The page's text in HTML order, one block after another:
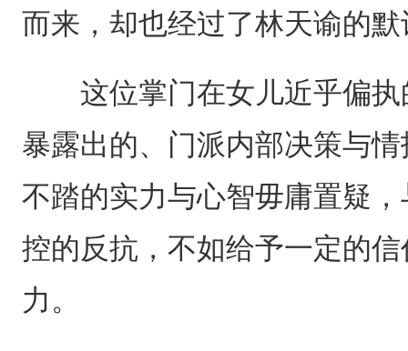
而来，却也经过了林天谕的默
这位掌门在女儿近乎偏执
暴露出的、门派内部决策与
不踏的实力与心智毋庸置疑
控的反抗，不如给予一定的
力。